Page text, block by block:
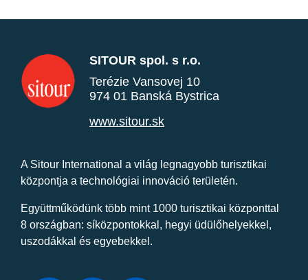
SITOUR spol. s r.o.
Terézie Vansovej 10
974 01 Banská Bystrica
www.sitour.sk
A Sitour International a világ legnagyobb turisztikai
központja a technológiai innováció területén.
Együttműködünk több mint 1000 turisztikai központtal
8 országban: síközpontokkal, hegyi üdülőhelyekkel,
uszodákkal és egyebekkel.